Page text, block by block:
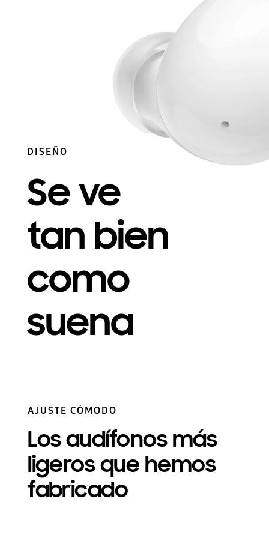
DISEÑO
Se ve
tan bien
como
suena
AJUSTE CÓMODO
Los audífonos más
ligeros que hemos
fabricado